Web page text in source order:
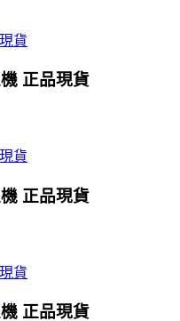
正品現貨
正品現貨
正品現貨